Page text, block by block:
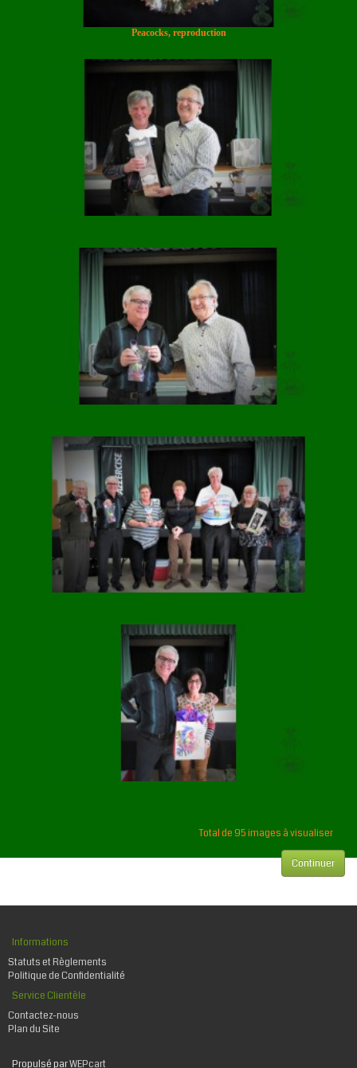
Peacocks, reproduction
Total de 95 images à visualiser
Continuer
Informations
Statuts et Règlements
Politique de Confidentialité
Service Clientèle
Contactez-nous
Plan du Site
Propulsé parWEPcart